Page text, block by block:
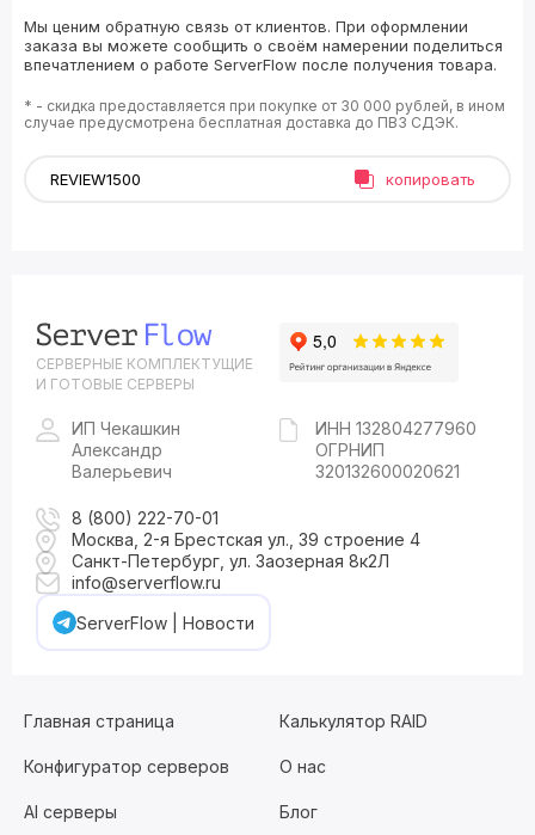
Мы ценим обратную связь от клиентов. При оформлении
заказа вы можете сообщить о своём намерении поделиться
впечатлением о работе ServerFlow после получения товара.
* - скидка предоставляется при покупке от 30 000 рублей, в ином
случае предусмотрена бесплатная доставка до ПВЗ СДЭК.
копировать
СЕРВЕРНЫЕ КОМПЛЕКТУЩИЕ
И ГОТОВЫЕ СЕРВЕРЫ
ИП Чекашкин
Александр
Валерьевич
ИНН 132804277960
ОГРНИП
320132600020621
8 (800) 222-70-01
Москва, 2-я Брестская ул., 39 строение 4
Санкт-Петербург, ул. Заозерная 8к2Л
info@serverflow.ru
ServerFlow | Новости
Главная страница Калькулятор RAID
Конфигуратор серверов О нас
AI серверы Блог